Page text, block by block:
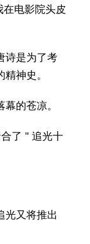
电影院头皮
诗是为了考
神史。
的苍凉。
了 " 追光十
光又将推出